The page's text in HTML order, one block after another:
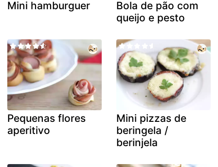
Mini hamburguer
Bola de pão com
queijo e pesto
Pequenas flores
aperitivo
Mini pizzas de
beringela /
berinjela